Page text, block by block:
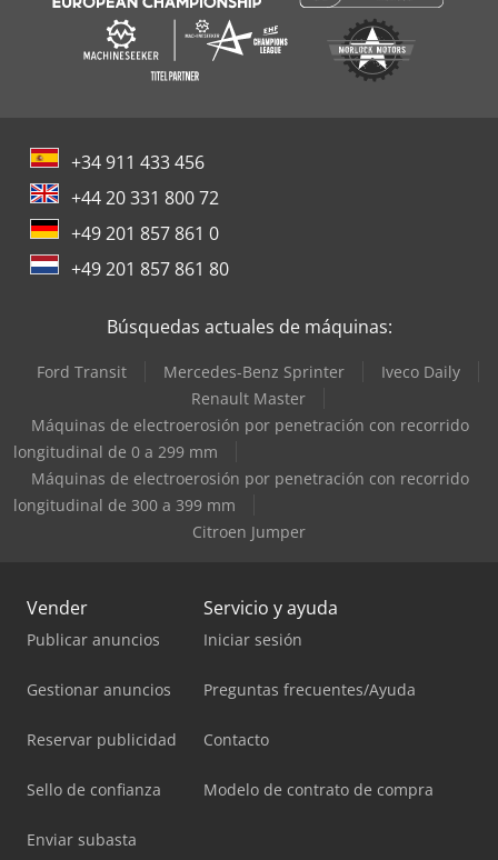
+34 911 433 456
+44 20 331 800 72
+49 201 857 861 0
+49 201 857 861 80
Búsquedas actuales de máquinas:
Ford Transit Mercedes-Benz Sprinter
Iveco Daily
Renault Master
Máquinas de electroerosión por penetración con recorrido
longitudinal de 0 a 299 mm
Máquinas de electroerosión por penetración con recorrido
longitudinal de 300 a 399 mm
Citroen Jumper
Vender
Publicar anuncios
Gestionar anuncios
Reservar publicidad
Sello de confianza
Enviar subasta
Servicio y ayuda
Iniciar sesión
Preguntas frecuentes/Ayuda
Contacto
Modelo de contrato de compra